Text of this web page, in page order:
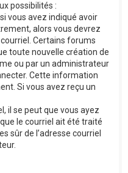
possibilités :
vous avez indiqué avoir
alors vous devrez
Certains forums
toute nouvelle création de
ou par un administrateur
Cette information
Si vous avez reçu un
il se peut que vous ayez
le courriel ait été traité
sûr de l’adresse courriel